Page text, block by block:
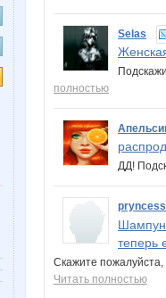
Selas
полностью
ДД!
теперь
Скажите пожалуйста,
Читать полностью